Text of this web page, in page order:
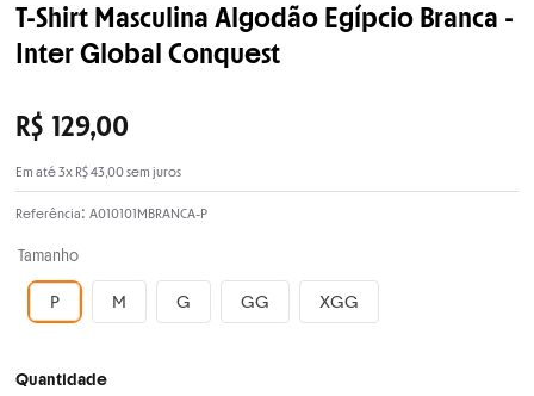
T-Shirt Masculina Algodão Egípcio Branca -
Inter Global Conquest
R$ 129,00
Em até3x R$43,00sem juros
Referência: A010101MBRANCA-P
Tamanho
P M G GG XGG
Quantidade